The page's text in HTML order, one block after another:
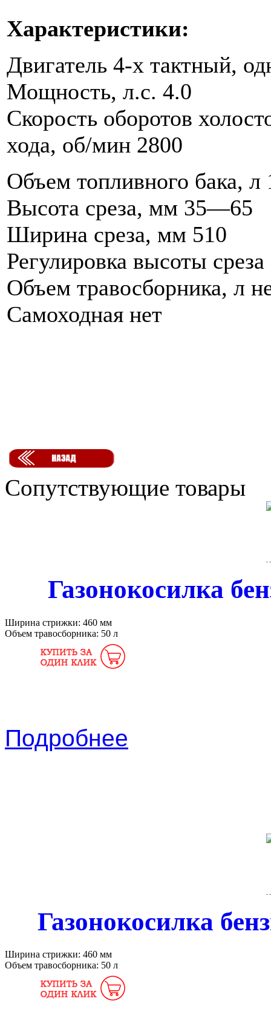
Характеристики:
Двигатель 4-х тактный,
Мощность, л.с. 4.0
Скорость оборотов
хода, об/мин 2800
Объем топливного бака, л
Высота среза, мм 35—65
Ширина среза, мм 510
Регулировка высоты
Объем травосборника, л
Самоходная нет
Сопутствующие товары
Газонокосилка
Ширина стрижки: 460 мм
Объем травосборника: 50 л
Подробнее
Газонокосилка
Ширина стрижки: 460 мм
Объем травосборника: 50 л